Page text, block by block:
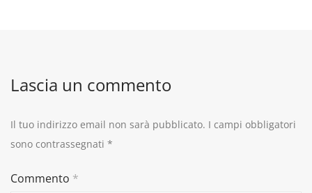
Lascia un commento
Il tuo indirizzo email non sarà pubblicato. I campi obbligatori
sono contrassegnati *
Commento *